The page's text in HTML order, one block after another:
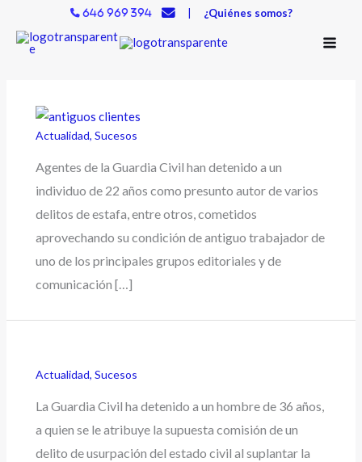
contenido
646 969 394 | ¿Quiénes somos?
Actualidad,Sucesos
Agentes de la Guardia Civil han detenido a un
individuo de 22 años como presunto autor de varios
delitos de estafa, entre otros, cometidos
aprovechando su condición de antiguo trabajador de
uno de los principales grupos editoriales y de
comunicación […]
Actualidad,Sucesos
La Guardia Civil ha detenido a un hombre de 36 años,
a quien se le atribuye la supuesta comisión de un
delito de usurpación del estado civil al suplantar la